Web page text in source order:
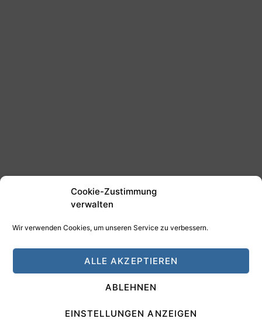
Cookie-Zustimmung
verwalten
Wir verwenden Cookies, um unseren Service zu verbessern.
ALLE AKZEPTIEREN
ABLEHNEN
EINSTELLUNGEN ANZEIGEN
HAMANN DESIGN - Digitale Medien
Impressum Datenschutz